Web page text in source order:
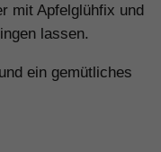
mit Apfelglühfix und
lassen.
ein gemütliches